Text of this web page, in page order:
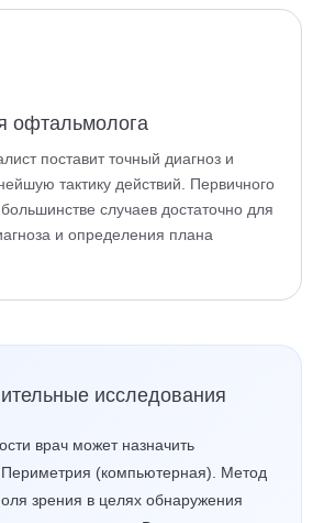
офтальмолога
поставит точный диагноз и
тактику действий. Первичного
случаев достаточно для
и определения плана
исследования
врач может назначить
Периметрия (компьютерная). Метод
зрения в целях обнаружения